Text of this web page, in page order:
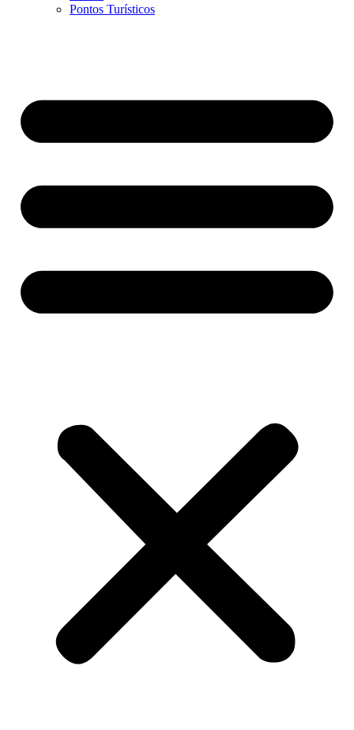
Pontos Turísticos